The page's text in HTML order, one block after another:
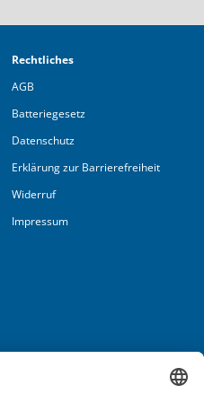
Rechtliches
AGB
Batteriegesetz
Datenschutz
Erklärung zur Barrierefreiheit
Widerruf
Impressum